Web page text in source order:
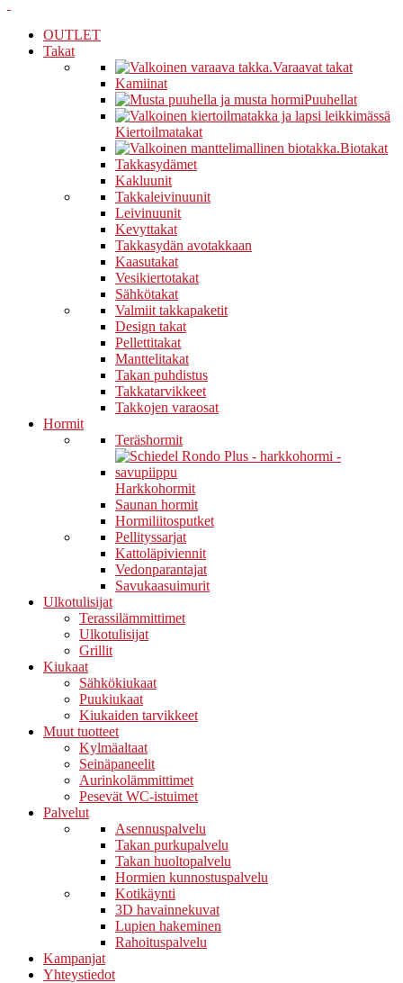
OUTLET
Takat
Varaavat takat
Kamiinat
Puuhellat
Kiertoilmatakat
Biotakat
Takkasydämet
Kakluunit
Takkaleivinuunit
Leivinuunit
Kevyttakat
Takkasydän avotakkaan
Kaasutakat
Vesikiertotakat
Sähkötakat
Valmiit takkapaketit
Design takat
Pellettitakat
Manttelitakat
Takan puhdistus
Takkatarvikkeet
Takkojen varaosat
Hormit
Teräshormit
Harkkohormit
Saunan hormit
Hormiliitosputket
Pellityssarjat
Kattoläpiviennit
Vedonparantajat
Savukaasuimurit
Ulkotulisijat
Terassilämmittimet
Ulkotulisijat
Grillit
Kiukaat
Sähkökiukaat
Puukiukaat
Kiukaiden tarvikkeet
Muut tuotteet
Kylmäaltaat
Seinäpaneelit
Aurinkolämmittimet
Pesevät WC-istuimet
Palvelut
Asennuspalvelu
Takan purkupalvelu
Takan huoltopalvelu
Hormien kunnostuspalvelu
Kotikäynti
3D havainnekuvat
Lupien hakeminen
Rahoituspalvelu
Kampanjat
Yhteystiedot